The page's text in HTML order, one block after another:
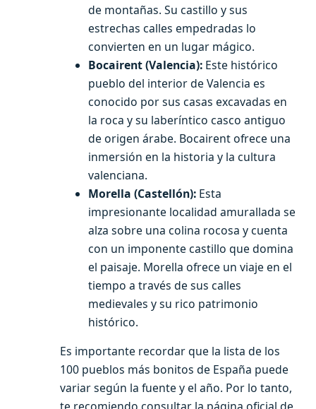
de montañas. Su castillo y sus
estrechas calles empedradas lo
convierten en un lugar mágico.
Bocairent (Valencia): Este histórico
pueblo del interior de Valencia es
conocido por sus casas excavadas en
la roca y su laberíntico casco antiguo
de origen árabe. Bocairent ofrece una
inmersión en la historia y la cultura
valenciana.
Morella (Castellón): Esta
impresionante localidad amurallada se
alza sobre una colina rocosa y cuenta
con un imponente castillo que domina
el paisaje. Morella ofrece un viaje en el
tiempo a través de sus calles
medievales y su rico patrimonio
histórico.
Es importante recordar que la lista de los
100 pueblos más bonitos de España puede
variar según la fuente y el año. Por lo tanto,
te recomiendo consultar la página oficial de